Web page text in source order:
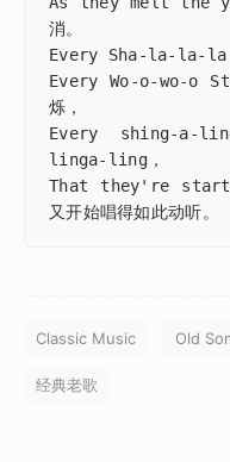
消。
Every Sha-la-la-
Every Wo-o-wo-o
烁，
Every shing-a-
That they're
又开始唱得如此动听。
Classic Music Old
经典老歌